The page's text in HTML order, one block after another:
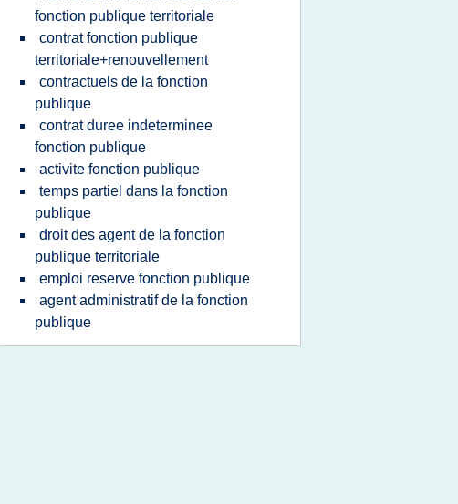
fonction publique territoriale
contrat fonction publique
territoriale+renouvellement
contractuels de la fonction
publique
contrat duree indeterminee
fonction publique
activite fonction publique
temps partiel dans la fonction
publique
droit des agent de la fonction
publique territoriale
emploi reserve fonction publique
agent administratif de la fonction
publique